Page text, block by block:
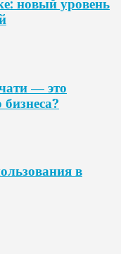
новый уровень
— это
в